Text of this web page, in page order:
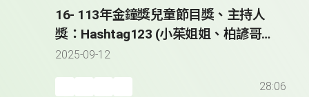
16- 113年金鐘獎兒童節目獎、主持人
獎：Hashtag123 (小茱姐姐、柏諺哥
哥)-2
2025-09-12
28:06